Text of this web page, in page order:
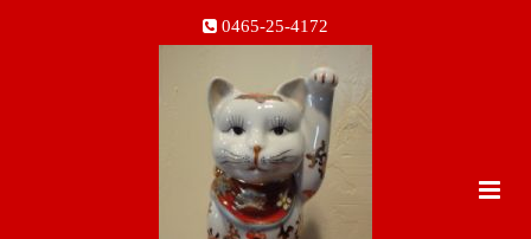
0465-25-4172